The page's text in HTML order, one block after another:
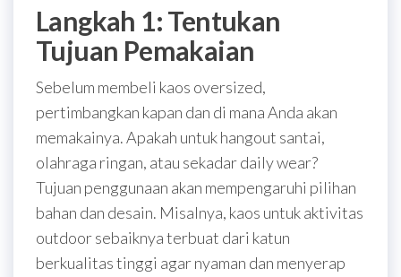
Langkah 1: Tentukan
Tujuan Pemakaian
Sebelum membeli kaos oversized,
pertimbangkan kapan dan di mana Anda akan
memakainya. Apakah untuk hangout santai,
olahraga ringan, atau sekadar daily wear?
Tujuan penggunaan akan mempengaruhi pilihan
bahan dan desain. Misalnya, kaos untuk aktivitas
outdoor sebaiknya terbuat dari katun
berkualitas tinggi agar nyaman dan menyerap